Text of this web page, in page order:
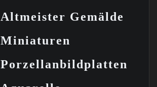
Altmeister Gemälde
Miniaturen
Porzellanbildplatten